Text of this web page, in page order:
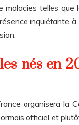
maladies telles que
inquiétante à
nés en
organisera la
officiel et